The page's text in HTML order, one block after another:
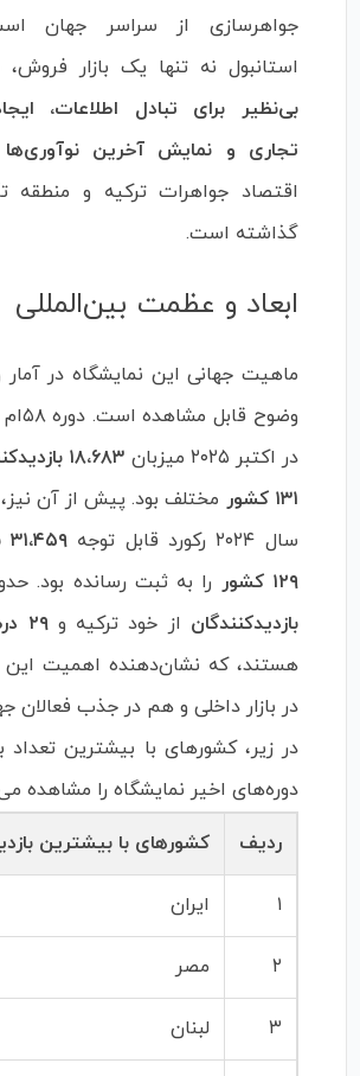
جواهرسازی از سراسر جهان
استانبول نه تنها یک بازار فروش،
بی‌نظیر برای تبادل اطلاعات،
تجاری و نمایش آخرین نوآوری‌ها
اقتصاد جواهرات ترکیه و منطقه
گذاشته است.
ابعاد و عظمت بین‌المللی
ماهیت جهانی این نمایشگاه در آمار
وضوح
در اکتبر ۲۰۲۵ میزبان
۱۸،۶۸۳
۱۳۱ کشور
سال ۲۰۲۴ رکورد قابل توجه
۱۲۹ کشور
را به ثبت رسانده بود.
بازدیدکنندگان از خود ترکیه و۲۹ درصد
هستند، که نشان‌دهنده اهمیت این
در بازار داخلی و هم در جذب فعالان
در زیر، کشورهای با بیشترین تعداد
دوره‌های اخیر نمایشگاه را مشاهده
ردیف کشورهای با بیشترین
۱ ایران
۲ مصر
۳ لبنان